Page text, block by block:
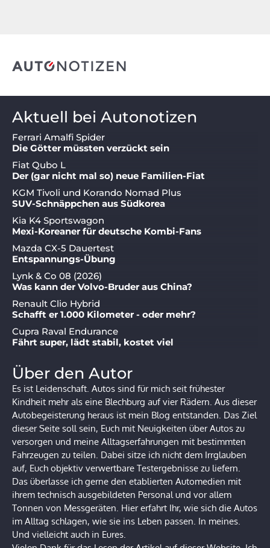
Aktuell bei Autonotizen
Ferrari Amalfi Spider
Die Götter müssten verzückt sein
Fiat Qubo L
Der (gar nicht mal so) neue Familien-Fiat
KGM Tivoli und Korando Nomad Plus
SUV-Schnäppchen aus Südkorea
Kia K4 Sportswagon
Mexi-Koreaner für deutsche Kombi-Fans
Mazda CX-5 Dauertest
Entspannungs-Übung
Lynk & Co 08 (2026)
Was kann der Volvo-Bruder aus China?
Renault Clio Hybrid
Schafft er 1.000 Kilometer - oder mehr?
Cupra Raval Endurance
Fährt super, lädt stabil, kostet viel
Über den Autor
Es ist Leidenschaft. Autos sind für mich seit frühester
Kindheit mehr als eine Blechburg auf vier Rädern. Aus dieser
Autobegeisterung heraus ist mein Blog entstanden. Das Ziel
dieser Seite soll sein, Euch mit Neuigkeiten über Autos zu
versorgen und meine Alltagserfahrungen mit bestimmten
Fahrzeugen zu teilen. Dabei sitze ich nicht dem Irrglauben
auf, Euch objektiv verwertbare Testergebnisse zu liefern.
Das überlasse ich gerne den etablierten Automedien mit
ihrem technisch ausgebildeten Personal und vor allem
Tonnen von Messgeräten. Hier erfahrt Ihr, wie sich die Autos
im Alltag schlagen, wie sie ins Leben passen. In meines.
Und vielleicht auch in Eures.